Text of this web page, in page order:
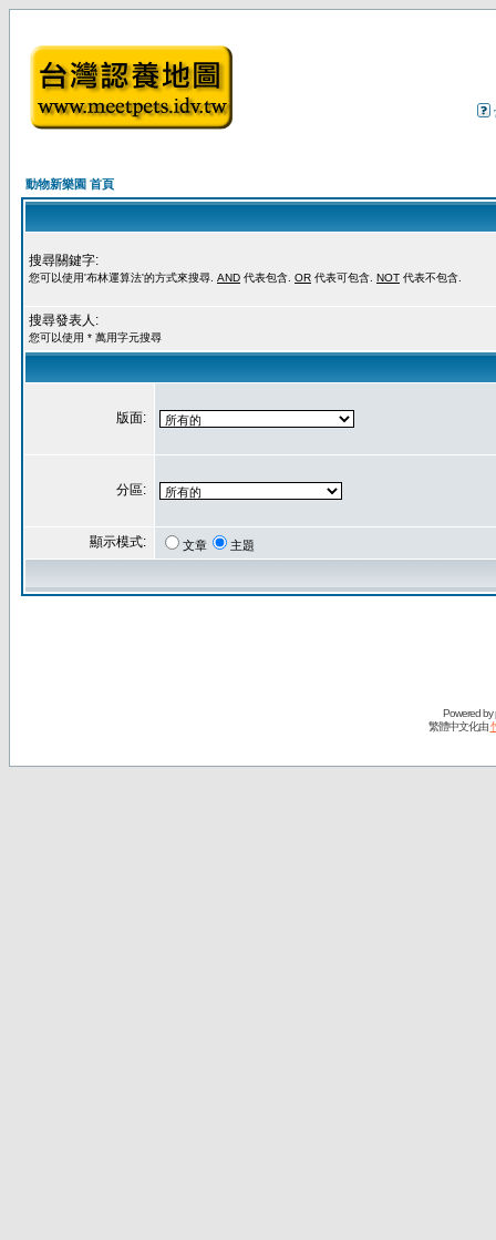
動物新樂園 首頁
搜尋關鍵字:
您可以使用'布林運算法'的方式來搜尋. AND 代表包含. OR 代表可包含. NOT 代表不包含.
搜尋發表人:
您可以使用 * 萬用字元搜尋
版面:
分區:
顯示模式: 文章 主題
Powered by
繁體中文化由